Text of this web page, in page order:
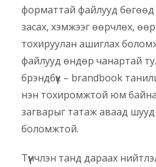
форматтай файлууд бөгөөд
засах, хэмжээг өөрчлөх,
тохируулан ашиглах
файлууд өндөр чанартай
брэндбүүк – brandbook
нэн тохиромжтой юм
загварыг татаж аваад
боломжтой.
Түүнчлэн танд дараах